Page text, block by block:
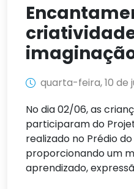
quarta-feira, 10 de
No dia 02/06, as
participaram do
realizado no Prédio
proporcionando um
aprendizado,